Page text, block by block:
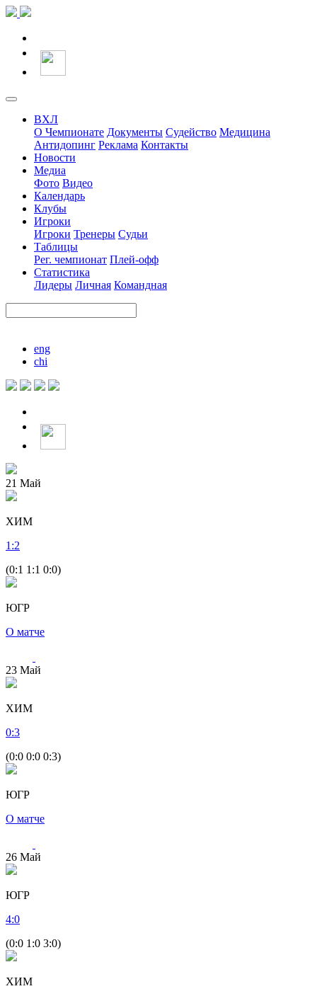
ВХЛ
О Чемпионате Документы Судейство Медицина
Антидопинг Реклама Контакты
Новости
Медиа
Фото Видео
Календарь
Клубы
Игроки
Игроки Тренеры Судьи
Таблицы
Рег. чемпионат Плей-офф
Статистика
Лидеры Личная Командная
eng
chi
21 Май
ХИМ
1 :2
(0:1 1:1 0:0)
ЮГР
О матче
23 Май
ХИМ
0:3
(0:0 0:0 0:3)
ЮГР
О матче
26 Май
ЮГР
4:0
(0:0 1:0 3:0)
ХИМ